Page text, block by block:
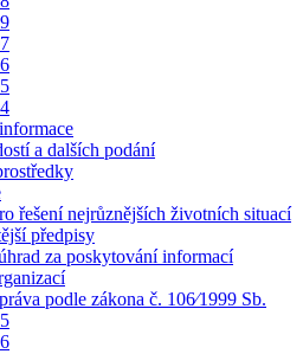
a dalších podání
řešení nejrůznějších životních situací
předpisy
za poskytování informací
podle zákona č. 106⁄1999 Sb.